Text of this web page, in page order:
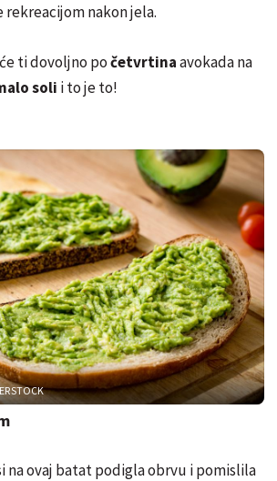
rekreacijom nakon jela.
ti dovoljno početvrtinaavokada na
soli i to je to!
na ovaj batat podigla obrvu i pomislila